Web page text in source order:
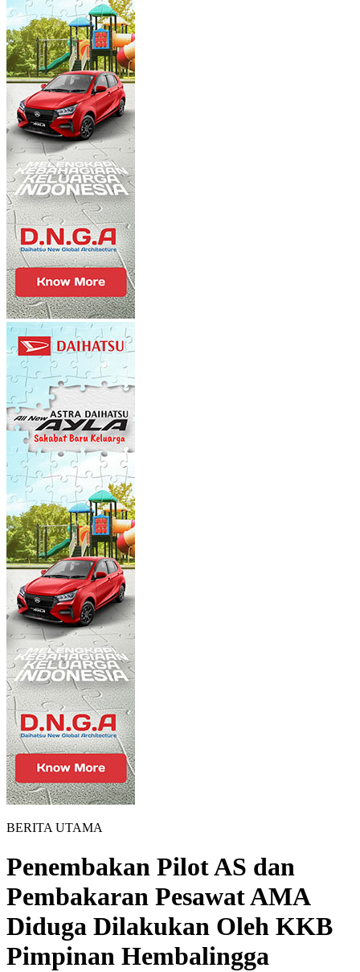
BERITA UTAMA
Penembakan Pilot AS dan
Pembakaran Pesawat AMA
Diduga Dilakukan Oleh KKB
Pimpinan Hembalingga